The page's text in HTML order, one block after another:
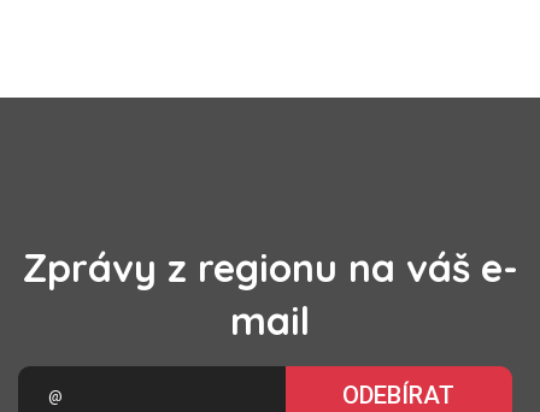
Zprávy z regionu na váš e-
mail
ODEBÍRAT